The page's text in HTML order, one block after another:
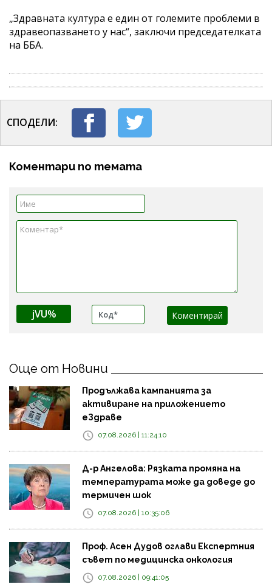
„Здравната култура е един от големите проблеми в
здравеопазването у нас“, заключи председателката
на ББА.
СПОДЕЛИ:
Коментари по темата
jVU%
Още от Новини
Продължава кампанията за
активиране на приложението
еЗдраве
07.08.2026 | 11:24:10
Д-р Ангелова: Рязката промяна на
температурата може да доведе до
термичен шок
07.08.2026 | 10:35:06
Проф. Асен Дудов оглави Експертния
съвет по медицинска онкология
07.08.2026 | 09:41:05